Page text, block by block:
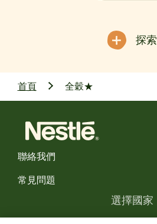
探索
首頁 全穀★
聯絡我們
常見問題
選擇國家